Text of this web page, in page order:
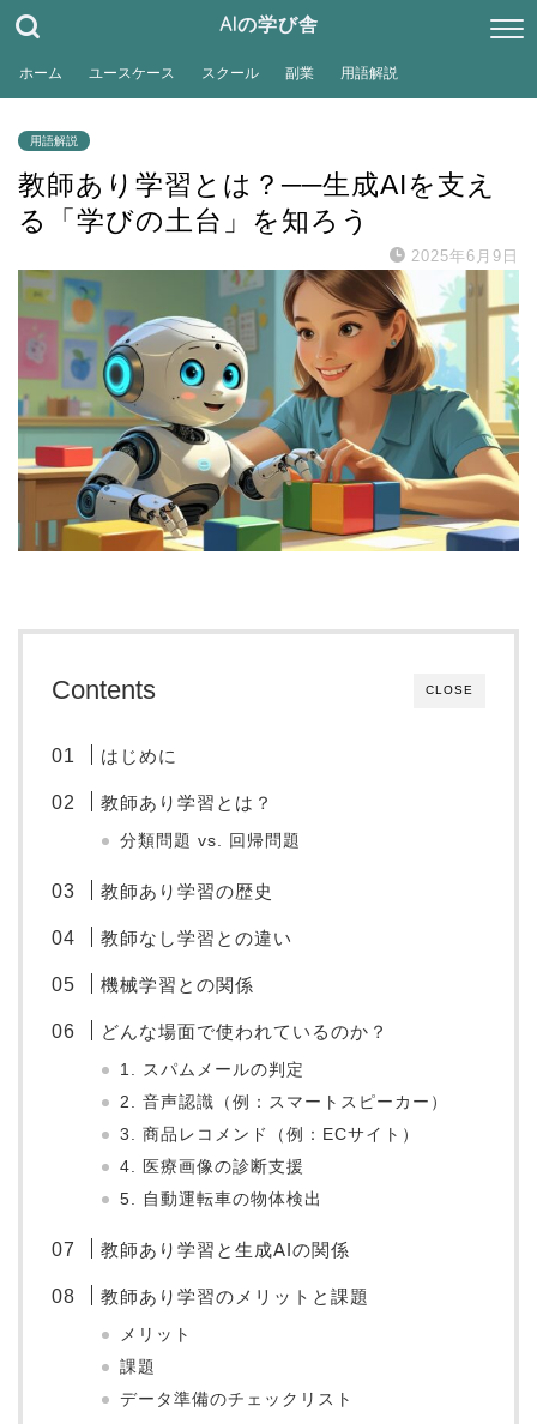
AIの学び舎
ホーム ユースケース スクール 副業 用語解説
用語解説
教師あり学習とは？──生成AIを支え
る「学びの土台」を知ろう
2025年6月9日
CLOSE
Contents
はじめに
教師あり学習とは？
分類問題 vs. 回帰問題
教師あり学習の歴史
教師なし学習との違い
機械学習との関係
どんな場面で使われているのか？
1. スパムメールの判定
2. 音声認識（例：スマートスピーカー）
3. 商品レコメンド（例：ECサイト）
4. 医療画像の診断支援
5. 自動運転車の物体検出
教師あり学習と生成AIの関係
教師あり学習のメリットと課題
メリット
課題
データ準備のチェックリスト